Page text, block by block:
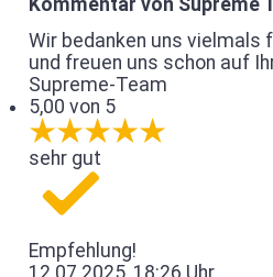
Wir bedanken uns vielmals
und freuen uns schon auf
Supreme-Team
5,00 von 5
sehr gut
Empfehlung!
12.07.2025, 18:26 Uhr